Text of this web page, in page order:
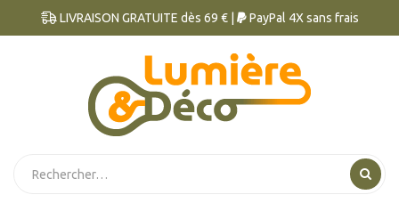
LIVRAISON GRATUITE dès 69 € | PayPal 4X sans frais